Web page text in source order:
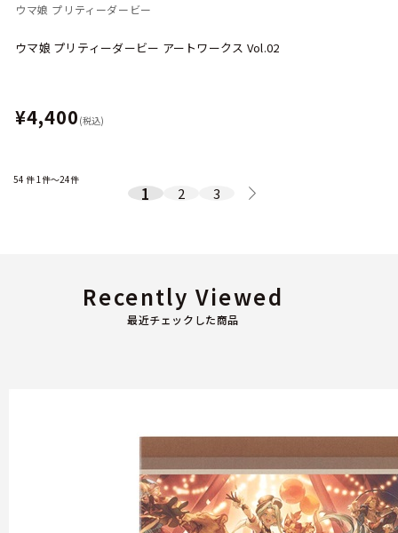
ウマ娘 プリティーダービー
ウマ娘 プリティーダービー アートワークス Vol.02
¥4,400 (税込)
54 件1件～24件
1 2 3
最近チェックした商品
Recently Viewed